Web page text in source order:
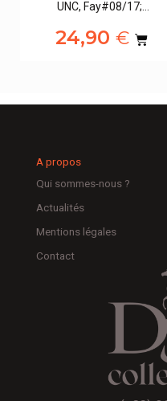
UNC, Fay#08/17;…
24,90€
A propos
Qui sommes-nous ?
Actualités
Mentions légales
Contact